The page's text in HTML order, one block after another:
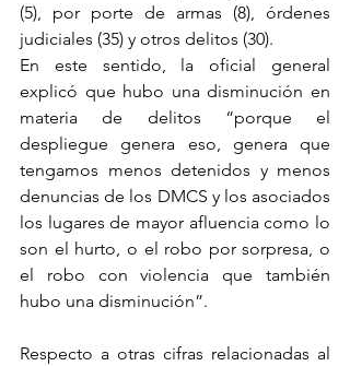
(5), por porte de armas (8), órdenes
judiciales (35) y otros delitos (30).
En este sentido, la oficial general
explicó que hubo una disminución en
materia de delitos “porque el
despliegue genera eso, genera que
tengamos menos detenidos y menos
denuncias de los DMCS y los asociados
los lugares de mayor afluencia como lo
son el hurto, o el robo por sorpresa, o
el robo con violencia que también
hubo una disminución”.
Respecto a otras cifras relacionadas al